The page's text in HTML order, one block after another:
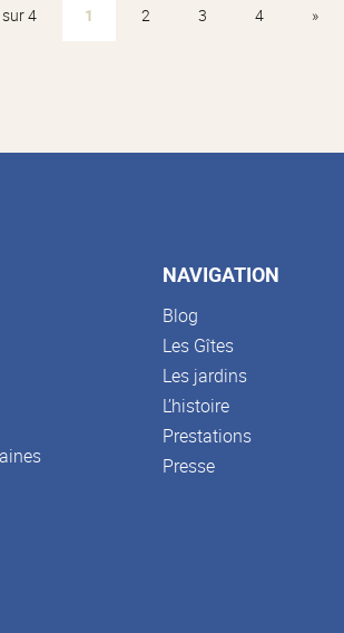
4 1 2 3 4 »
NAVIGATION
Blog
Les Gîtes
Les jardins
L’histoire
Prestations
Presse